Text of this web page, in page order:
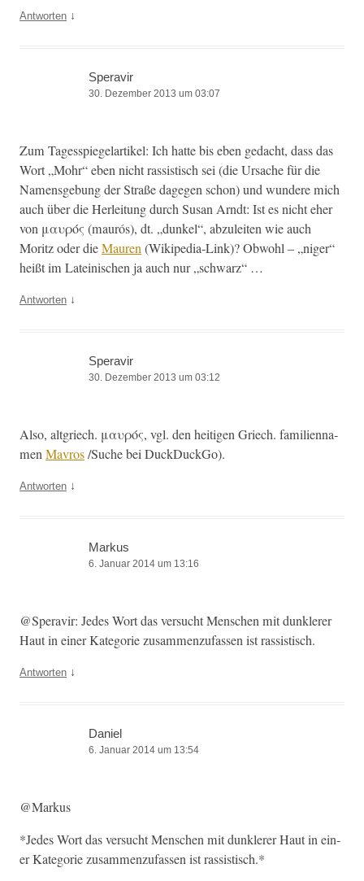
Antworten ↓
Speravir
30. Dezember 2013 um 03:07
Zum Tagesspiege­lar­tikel: Ich hat­te bis eben gedacht, dass das
Wort „Mohr“ eben nicht ras­sis­tisch sei (die Ursache für die
Namensge­bung der Straße dage­gen schon) und wun­dere mich
auch über die Her­leitung durch Susan Arndt: Ist es nicht eher
von μαυρός (mau­rós), dt. „dunkel“, abzuleit­en wie auch
Moritz oder dieMau­ren(Wikipedia-Link)? Obwohl – „niger“
heißt im Lateinis­chen ja auch nur „schwarz“ …
Antworten ↓
Speravir
30. Dezember 2013 um 03:12
Also, alt­griech. μαυρός, vgl. den heit­i­gen Griech. fam­i­li­en­na­
menMavros/Suche bei DuckDuckGo).
Antworten ↓
Markus
6. Januar 2014 um 13:16
@Speravir: Jedes Wort das ver­sucht Men­schen mit dun­klerer
Haut in ein­er Kat­e­gorie zusam­men­z­u­fassen ist rassistisch.
Antworten ↓
Daniel
6. Januar 2014 um 13:54
@Markus
*Jedes Wort das ver­sucht Men­schen mit dun­klerer Haut in ein­
er Kat­e­gorie zusam­men­z­u­fassen ist rassistisch.*